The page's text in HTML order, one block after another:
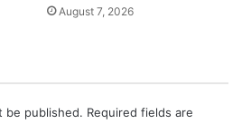
August 7, 2026
be published. Required fields are